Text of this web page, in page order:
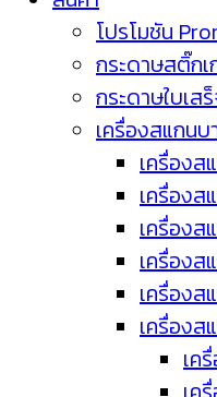
โปรโมชัน
กระดาษสติ๊ก
กระดาษใบเส
เครื่องสแกนบ
เครื่องส
เครื่องส
เครื่องส
เครื่องส
เครื่องส
เครื่องส
เค